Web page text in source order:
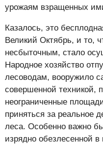
урожаям взращенных
Казалось, это
Великий Октябрь, и то,
несбыточным, стало
Народное хозяйство
лесоводам, вооружило
совершенной техникой,
неограниченные
приняться за реальное
леса. Особенно важно
изрядно обезлесенной